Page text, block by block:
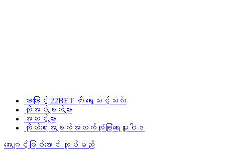
ဘာကြောင့် 22BET ကို ရွေးသင့်သလဲ
လိုအပ်ချက်များ
အဆင့်များ
ကိုယ်ရေးအချက်အလက်လုံခြုံရေးမူဝါဒ
အေးဂျင့်ဖြစ်အောင် လုပ်မည်